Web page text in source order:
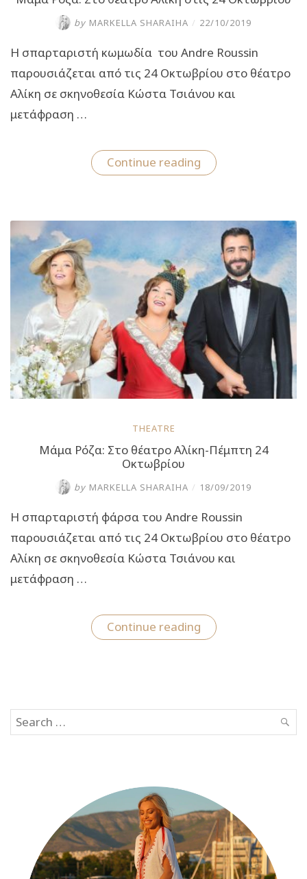
by MARKELLA SHARAIHA / 22/10/2019
Η σπαρταριστή κωμωδία του Andre Roussin
παρουσιάζεται από τις 24 Οκτωβρίου στο θέατρο
Αλίκη σε σκηνοθεσία Κώστα Τσιάνου και
μετάφραση …
Continue reading“Mάμα
Ρόζα:
στις
Οκτωβρίου”
THEATRE
Μάμα Ρόζα: Στο θέατρο Αλίκη-Πέμπτη 24
Οκτωβρίου
by MARKELLA SHARAIHA / 18/09/2019
Η σπαρταριστή φάρσα του Andre Roussin
παρουσιάζεται από τις 24 Οκτωβρίου στο θέατρο
Αλίκη σε σκηνοθεσία Κώστα Τσιάνου και
μετάφραση …
Continue reading“Μάμα
Ρόζα:
Οκτωβρίου”
Search
for: